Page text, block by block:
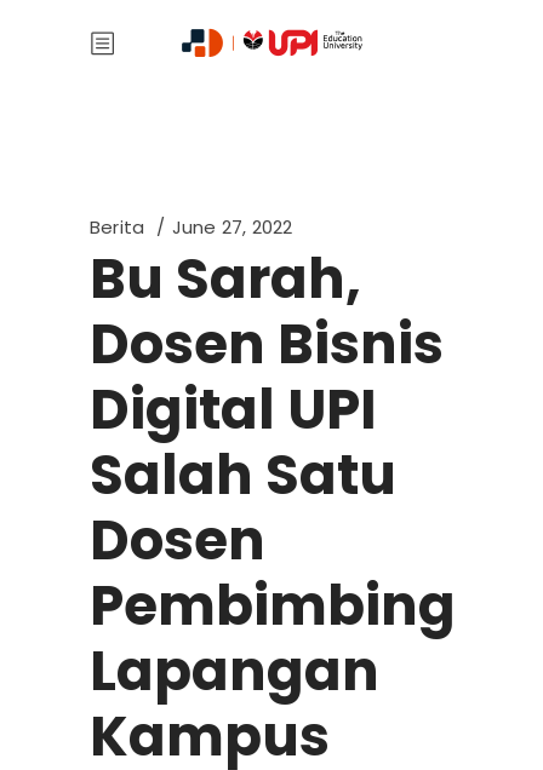
Berita June 27, 2022
Bu Sarah,
Dosen Bisnis
Digital UPI
Salah Satu
Dosen
Pembimbing
Lapangan
Kampus